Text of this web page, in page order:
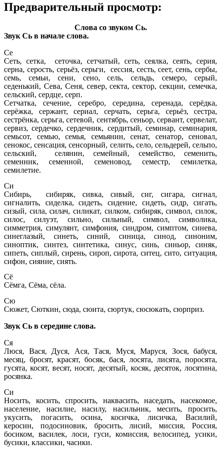
Предварительный просмотр:
Слова со звуком Сь.
Звук Сь в начале слова.
Се
Сеть, сетка, сеточка, сетчатый, сеть, сеялка, сеять, серия,
серна, серость, серьёз, серьги, сессия, сесть, сеет, сень, сербы,
семь, семьи, сени, сено, сель, сельдь, семеро, серый,
седенький, Сева, Сеня, север, секта, сектор, секции, семечка,
сельский, сердце, серп.
Сетчатка, сечение, серебро, середина, серенада, серёдка,
серёжка, сержант, сериал, серчать, серьга, серьёз, сестра,
сестрёнка, серьга, сетевой, сентябрь, сеньор, сервант, сервелат,
сервиз, сердечко, сердечник, сердитый, семинар, семинария,
семьсот, семью, семья, семьянин, сенат, сенатор, сеновал,
сенокос, сенсация, сенсорный, селить, село, сельдерей, сельпо,
сельский, селянин, семейный, семейство, семенить,
семенник, семенной, семеновод, семестр, семилетка,
семилетие.
Си
Сибирь, сибиряк, сивка, сивый, сиг, сигара, сигнал,
сигналить, сиделка, сидеть, сидение, сидеть, сидр, сигать,
сизый, сила, силач, силикат, силком, сибиряк, символ, силок,
силос, силуэт, сильно, сильный, символ, символика,
симметрия, симулянт, симфония, синдром, симптом, синева,
синеглазый, синеть, синий, синица, синод, синоним,
синоптик, синтез, синтетика, синус, синь, синьор, синяк,
сипеть, сиплый, сирень, сироп, сирота, ситец, сито, ситуация,
сифон, сияние, сиять.
Сё
Сёмга, Сёма, сёла.
Сю
Сюжет, Сюткин, сюда, сюита, сюртук, сюсюкать, сюрприз.
Звук Сь в середине слова.
Ся
Люся, Вася, Дуся, Ася, Тася, Муся, Маруся, Зося, бабуся,
месяц, бросят, красят, босяк, бася, лосята, лисята, поросята,
гусята, косят, весят, носят, десятый, косяк, десяток, лосятина,
росянка.
Си
Носить, косить, спросить, наквасить, наседать, насекомое,
население, насилие, насилу, насильник, месить, просить,
укусить, погасить, осина, косичка, лисичка, Василий,
керосин, подосиновик, бросить, лисий, миссия, Россия,
босиком, василек, лоси, гуси, комиссия, велосипед, усики,
бусики, классики, часики.